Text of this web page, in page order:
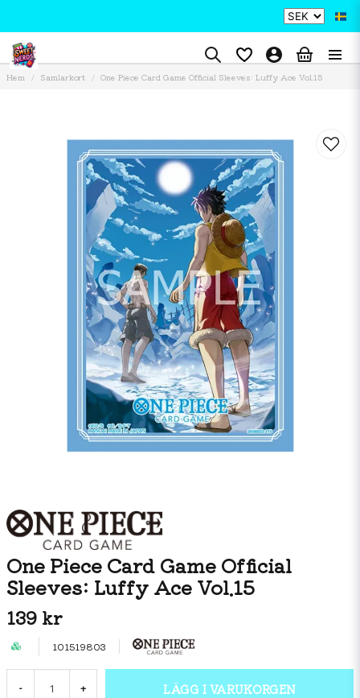
Hem Samlarkort One Piece Card Game Official Sleeves: Luffy Ace Vol.15
One Piece Card Game Official
Sleeves: Luffy Ace Vol.15
139 kr
101519803
- + LÄGG I VARUKORGEN